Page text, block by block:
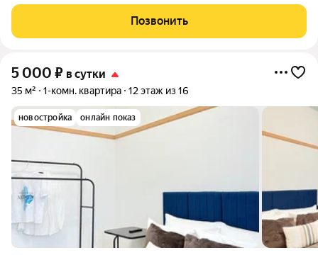
инфраструктура, детская площадка. Обязательное наличие
паспорта одного из проживающих. Без
Позвонить
5 000 ₽ в сутки
35 м² 1-комн. квартира 12 этаж из 16
новостройка онлайн показ